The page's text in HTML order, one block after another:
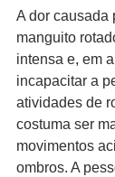
A dor causada
manguito
intensa e, em
incapacitar a
atividades de
costuma ser
movimentos
ombros. A